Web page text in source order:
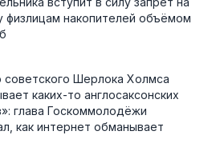
физлицам накопителей объёмом
советского Шерлока Холмса
каких-то англосаксонских
глава Госкоммолодёжи
как интернет обманывает